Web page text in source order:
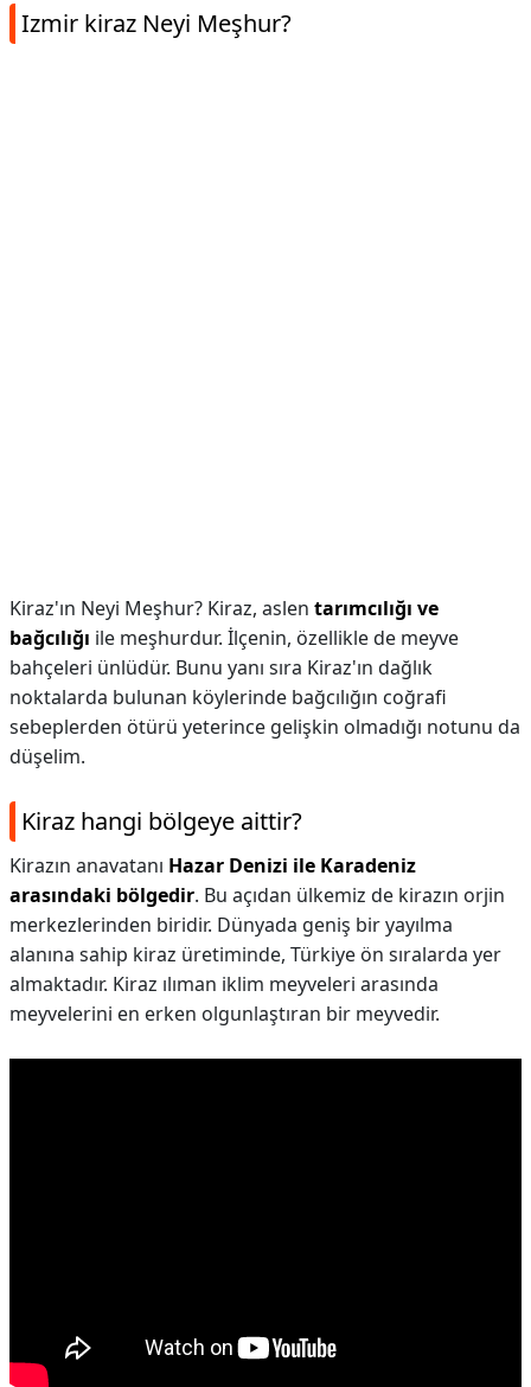
Izmir kiraz Neyi Meşhur?
Kiraz'ın Neyi Meşhur? Kiraz, aslen tarımcılığı ve
bağcılığı ile meşhurdur. İlçenin, özellikle de meyve
bahçeleri ünlüdür. Bunu yanı sıra Kiraz'ın dağlık
noktalarda bulunan köylerinde bağcılığın coğrafi
sebeplerden ötürü yeterince gelişkin olmadığı notunu da
düşelim.
Kiraz hangi bölgeye aittir?
Kirazın anavatanı Hazar Denizi ile Karadeniz
arasındaki bölgedir. Bu açıdan ülkemiz de kirazın orjin
merkezlerinden biridir. Dünyada geniş bir yayılma
alanına sahip kiraz üretiminde, Türkiye ön sıralarda yer
almaktadır. Kiraz ılıman iklim meyveleri arasında
meyvelerini en erken olgunlaştıran bir meyvedir.